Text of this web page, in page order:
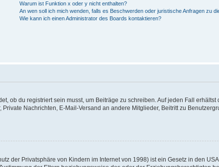
Warum ist Funktion x oder y nicht enthalten?
An wen soll ich mich wenden, falls es Beschwerden oder juristische Anfragen zu
Wie kann ich einen Administrator des Boards kontaktieren?
ob du registriert sein musst, um Beiträge zu schreiben. Auf jeden Fall erhältst
Nachrichten, E-Mail-Versand an andere Mitglieder, Beitritt zu
der Privatsphäre von Kindern im Internet von 1998) ist ein Gesetz in den